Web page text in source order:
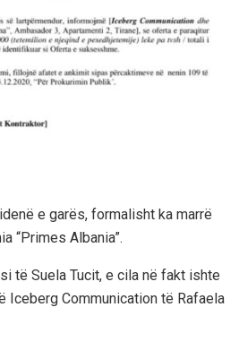
e garës, formalisht ka marrë
“Primes Albania”.
të Suela Tucit, e cila në fakt ishte
Iceberg Communication të Rafaela